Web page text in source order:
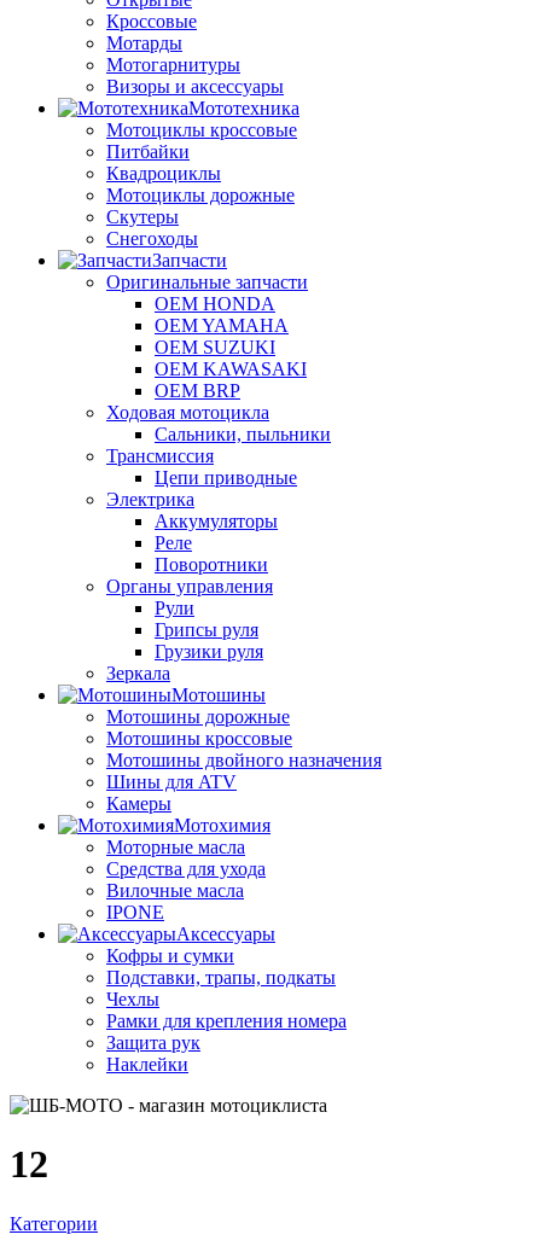
Кроссовые
Мотарды
Мотогарнитуры
Визоры и аксессуары
Мототехника
Мотоциклы кроссовые
Питбайки
Квадроциклы
Мотоциклы дорожные
Скутеры
Снегоходы
Запчасти
Оригинальные запчасти
OEM HONDA
OEM YAMAHA
OEM SUZUKI
OEM KAWASAKI
OEM BRP
Ходовая мотоцикла
Сальники, пыльники
Трансмиссия
Цепи приводные
Электрика
Аккумуляторы
Реле
Поворотники
Органы управления
Рули
Грипсы руля
Грузики руля
Зеркала
Мотошины
Мотошины дорожные
Мотошины кроссовые
Мотошины двойного назначения
Шины для ATV
Камеры
Мотохимия
Моторные масла
Средства для ухода
Вилочные масла
IPONE
Аксессуары
Кофры и сумки
Подставки, трапы, подкаты
Чехлы
Рамки для крепления номера
Защита рук
Наклейки
12
Категории